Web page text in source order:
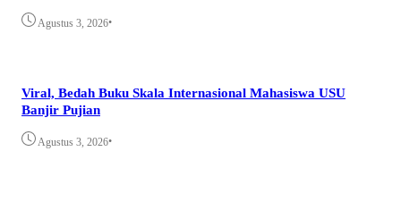
Agustus 3, 2026•
Viral, Bedah Buku Skala Internasional Mahasiswa USU
Banjir Pujian
Agustus 3, 2026•